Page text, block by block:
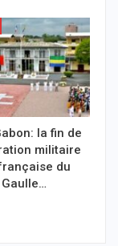
la fin de
militaire
du